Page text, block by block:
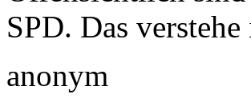
SPD. Das
anonym